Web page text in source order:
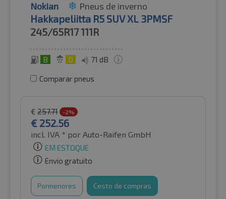
Nokian Pneus de inverno
Hakkapeliitta R5 SUV XL 3PMSF
245/65R17111R
B D 71 dB
Comparar pneus
€ 257.71 -2%
€ 252.56
incl. IVA * por Auto-Raifen GmbH
EM ESTOQUE
Envio gratuito
Pormenores Cesto de compras